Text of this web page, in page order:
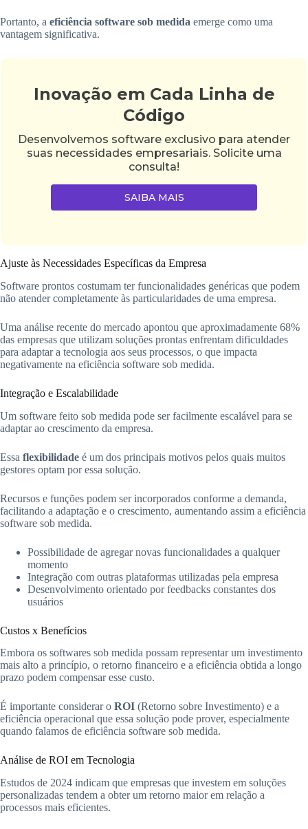
Portanto, a eficiência software sob medida emerge como uma
vantagem significativa.
Inovação em Cada Linha de
Código
Desenvolvemos software exclusivo para atender
suas necessidades empresariais. Solicite uma
consulta!
SAIBA MAIS
Ajuste às Necessidades Específicas da Empresa
Software prontos costumam ter funcionalidades genéricas que podem
não atender completamente às particularidades de uma empresa.
Uma análise recente do mercado apontou que aproximadamente 68%
das empresas que utilizam soluções prontas enfrentam dificuldades
para adaptar a tecnologia aos seus processos, o que impacta
negativamente na eficiência software sob medida.
Integração e Escalabilidade
Um software feito sob medida pode ser facilmente escalável para se
adaptar ao crescimento da empresa.
Essa flexibilidade é um dos principais motivos pelos quais muitos
gestores optam por essa solução.
Recursos e funções podem ser incorporados conforme a demanda,
facilitando a adaptação e o crescimento, aumentando assim a eficiência
software sob medida.
Possibilidade de agregar novas funcionalidades a qualquer
momento
Integração com outras plataformas utilizadas pela empresa
Desenvolvimento orientado por feedbacks constantes dos
usuários
Custos x Benefícios
Embora os softwares sob medida possam representar um investimento
mais alto a princípio, o retorno financeiro e a eficiência obtida a longo
prazo podem compensar esse custo.
É importante considerar o ROI (Retorno sobre Investimento) e a
eficiência operacional que essa solução pode prover, especialmente
quando falamos de eficiência software sob medida.
Análise de ROI em Tecnologia
Estudos de 2024 indicam que empresas que investem em soluções
personalizadas tendem a obter um retorno maior em relação a
processos mais eficientes.